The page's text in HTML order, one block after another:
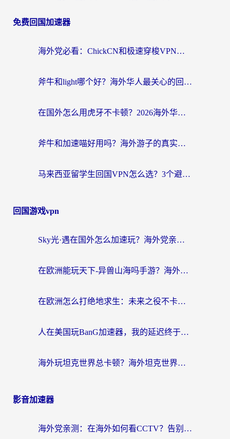
免费回国加速器
海外党必看：ChickCN和极速穿梭VPN好用吗？3招教你选对回国加速器无缝刷国内资源
斧牛和light哪个好？海外华人最关心的回国加速器选择难题，一篇讲透
在国外怎么用虎牙不卡顿？2026海外华人亲测有效的回国加速器选择指南
斧牛和加速喵好用吗？海外游子的真实选择困境
马来西亚留学生回国VPN怎么选？3个避坑点+1款实测好用的加速器推荐
回国游戏vpn
Sky光·遇在国外怎么加速玩？海外党亲测有效的国服游戏加速指南
在欧洲能玩天下-异兽山海吗手游？海外玩家的加速器生存指南
在欧洲怎么打绝地求生：未来之役不卡？留学生亲测的加速器避坑指南
人在美国玩BanG加速器，我的延迟终于绿了
海外玩坦克世界总卡顿？海外坦克世界加速器有哪些？实测好用的选择在这里
影音加速器
海外党亲测：在海外如何看CCTV？告别“仅限大陆播放”的实用指南